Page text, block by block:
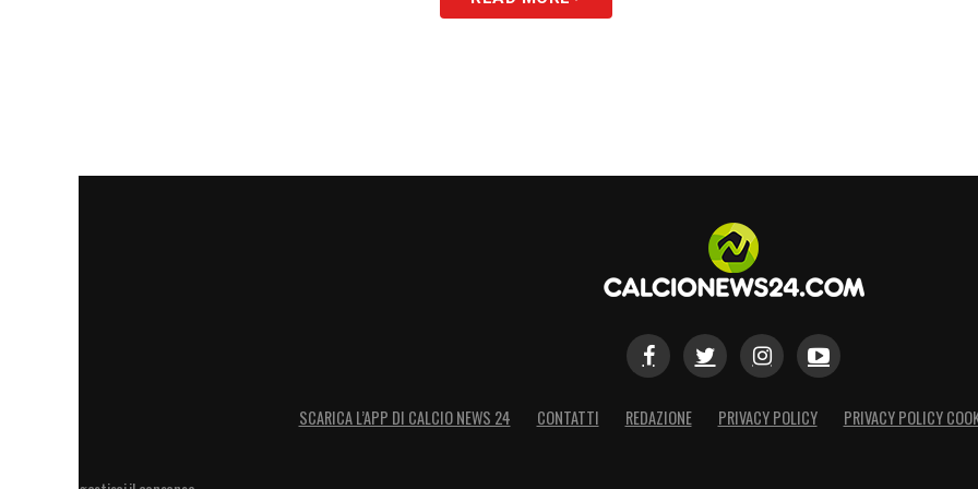
importanti ed è giusto ma così come il cinema è stato aiutato in modo notevolissimo,
gravissima crisi, qualcosa di più va fatto. Anche il cinema paga ai grandi attori le grandi
somme come il calcio i grandi ingaggi. Non so cosa ma qualcosa si può fare».
SCARICA L’APP DI CALCIO NEWS 24 CONTATTI REDAZIONE PRIVACY POLICY PRIVACY POLICY